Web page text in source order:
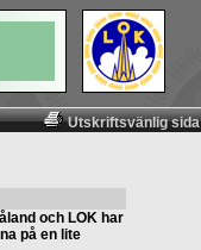
Utskriftsvänlig sida
och LOK har
på en lite